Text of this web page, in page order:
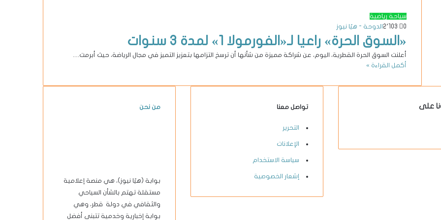
سياحة رياضية
الدوحة - هيّا نيوز
0
«السوق الحرة» راعيا لـ«الفورمولا 1» لمدة 3 سنوات
أعلنت السوق الحرة القطرية، اليوم، عن شراكة مميزة من شأنها أن ترسخ التزامها بتعزيز التميز في مجال الرياضة، حيث أبرمت…
أكمل القراءة »
من نحن
بوابة (هيّا نيوز)، هي منصة إعلامية
مستقلة تهتم بالشأن السياحي
والثقافي في دولة قطر، وهي
بوابة إخبارية وخدمية تتبنى أفضل
تواصل معنا
التحرير
الإعلانات
سياسة الاستخدام
إشعار الخصوصية
على